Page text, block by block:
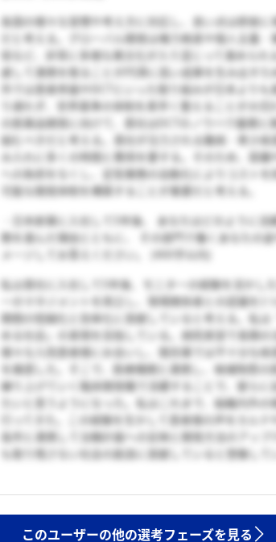
各国の様々な習慣や考え方に対応し、良い点は即座
だと考える。グローバル開発は権力格差や個人主義
低など、非常に多様な異文化が入り混じって進められ
慮して連携を取ることが円滑に高い成果を生み出す
外では患者参画やDCTといった取り組みが日本より
り遅れず、世界基準の体制を素早く整えることが大切
の医薬品開発に向けて、貴社はDCTのノウハウ蓄積と
組むべきだと考える。貴社が注力される難病・希少
み入れに多くの時間と費用を要する。そのため、距
への負担をなくし、定型業務の自動化によりコスト
可能な開発体制を構築することが重要だと考える。
・日本新薬に入社して5年後、 あなたはどのように
務を選んだ理由とともに、 その部門で働くあなたの姿
メージしてお答えください。 (400字以内)
私は貴社に入社して5年後、モニターの経験を活かし
ーのマネジメントを両立し、現場関係者との認識を1
期間の短縮化と効率化に貢献していると考える。私は
める社会」の実現を目指している。病院実習で長期の
様々な入院患者様にお会いし、既存薬では不十分な疾
を痛感した。そこで、医療機関と連携し、候補物質の
練り上げていく臨床開発職で活躍することで、彼らに
たいと思うようになった。私はこれまで、組織内外
行ってきた。この経験を生かして患者様の声をカル
各所と連携して治験計画への反映と開発方法のアッ
も取り残さない社会の創造に貢献していると想像して
このユーザーの他の選考フェーズを見る